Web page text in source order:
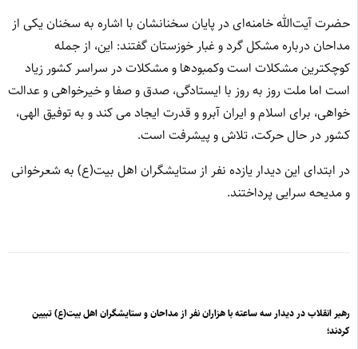
حضرت آیتالله خامنه‌ای در پایان سخنانشان با اشاره به سخنان یکی از
مداحان درباره مشکل گرد و غبار خوزستان گفتند: این، از جمله
کوچکترین مشکلات است وکمبودها و مشکلات در سراسر کشور زیاد
است اما ملت روز به روز با ایستادگی،‌ صدق و صفا و خیرخواهی و عدالت
خواهی، برای اسلام و ایران آبرو و قدرت ایجاد می کند و به توفیق الهی،
کشور در حال حرکت، تلاش و پیشرفت است.
در ابتدای این دیدار یازده نفر از ستایشگران اهل بیت(ع) به شعرخوانی
و مدیحه سرایی پرداختند.
رهبر انقلاب در دیدار سه ساعته با هزاران نفر از مداحان و ستایشگران اهل بیت(ع) تبیین
کردند؛